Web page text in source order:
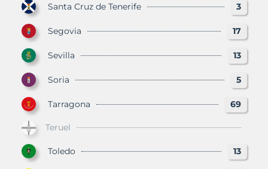
Santa Cruz de Tenerife 3
Segovia 17
Sevilla 13
Soria 5
Tarragona 69
Teruel
Toledo 13